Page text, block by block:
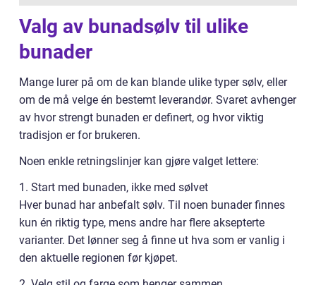
Valg av bunadsølv til ulike
bunader
Mange lurer på om de kan blande ulike typer sølv, eller
om de må velge én bestemt leverandør. Svaret avhenger
av hvor strengt bunaden er definert, og hvor viktig
tradisjon er for brukeren.
Noen enkle retningslinjer kan gjøre valget lettere:
1. Start med bunaden, ikke med sølvet
Hver bunad har anbefalt sølv. Til noen bunader finnes
kun én riktig type, mens andre har flere aksepterte
varianter. Det lønner seg å finne ut hva som er vanlig i
den aktuelle regionen før kjøpet.